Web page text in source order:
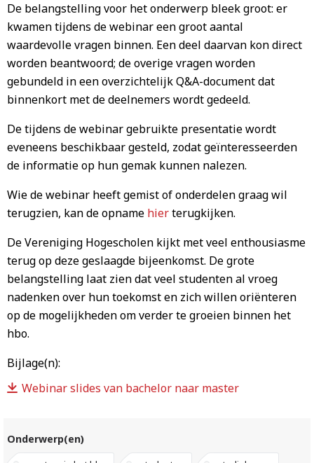
De belangstelling voor het onderwerp bleek groot: er
kwamen tijdens de webinar een groot aantal
waardevolle vragen binnen. Een deel daarvan kon direct
worden beantwoord; de overige vragen worden
gebundeld in een overzichtelijk Q&A-document dat
binnenkort met de deelnemers wordt gedeeld.
De tijdens de webinar gebruikte presentatie wordt
eveneens beschikbaar gesteld, zodat geïnteresseerden
de informatie op hun gemak kunnen nalezen.
Wie de webinar heeft gemist of onderdelen graag wil
terugzien, kan de opname hierterugkijken.
De Vereniging Hogescholen kijkt met veel enthousiasme
terug op deze geslaagde bijeenkomst. De grote
belangstelling laat zien dat veel studenten al vroeg
nadenken over hun toekomst en zich willen oriënteren
op de mogelijkheden om verder te groeien binnen het
hbo.
Bijlage(n):
Webinar slides van bachelor naar master
Onderwerp(en)